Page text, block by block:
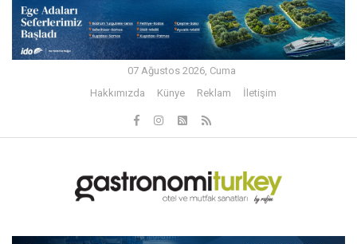
07 Ağustos 2026, Cuma
Hakkımızda
Künye Reklam İletişim